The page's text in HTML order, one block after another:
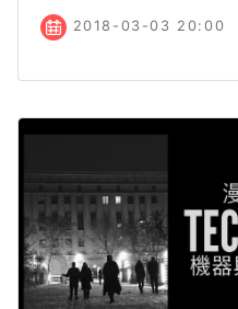
2018-03-03 20:00